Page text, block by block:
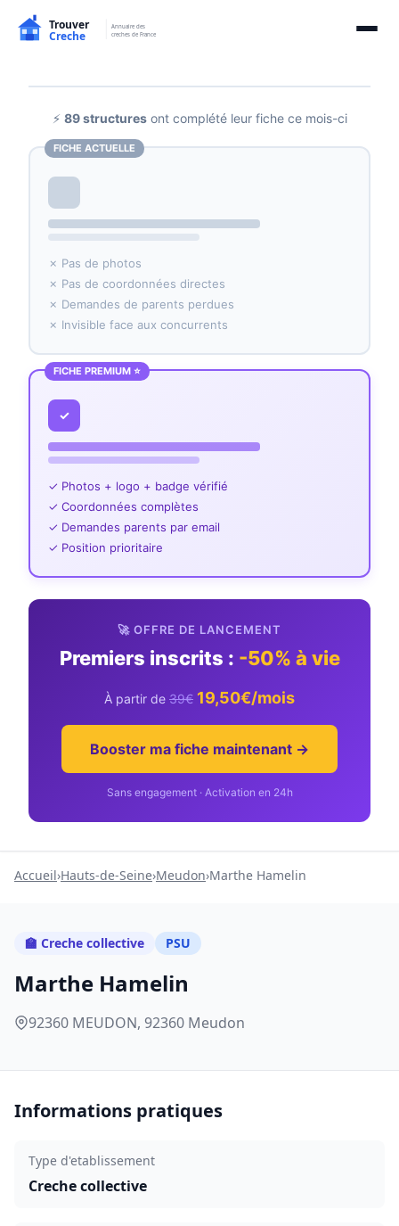
⚡ 89 structuresont complété leur fiche ce mois-ci
FICHE ACTUELLE
✗ Pas de photos
✗ Pas de coordonnées directes
✗ Demandes de parents perdues
✗ Invisible face aux concurrents
FICHE PREMIUM ⭐
✓
✓ Photos + logo + badge vérifié
✓ Coordonnées complètes
✓ Demandes parents par email
✓ Position prioritaire
🚀 OFFRE DE LANCEMENT
Premiers inscrits : -50% à vie
À partir de 39€ 19,50€/mois
Booster ma fiche maintenant →
Sans engagement · Activation en 24h
Accueil›Hauts-de-Seine›Meudon›Marthe Hamelin
🏫 Creche collective PSU
Marthe Hamelin
92360 MEUDON, 92360 Meudon
Informations pratiques
Type d'etablissement
Creche collective